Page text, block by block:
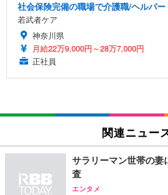
社会保険完備の職場で介護職/ヘルパー
若武者ケア
神奈川県
月給22万9,000円～28万7,000円
正社員
関連ニュー
サラリーマン世帯の
査
エンタメ